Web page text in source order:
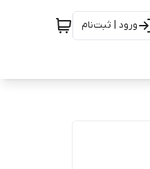
ورود | ثبت‌نام